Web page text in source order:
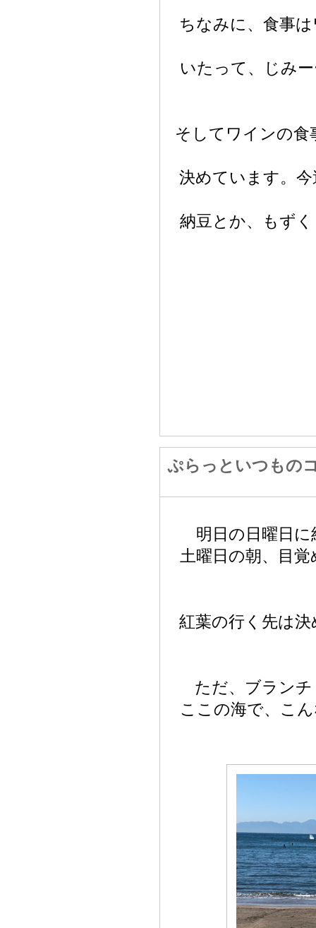
ちなみに、食事
いたって、じみ
そしてワインの食
決めています。
納豆とか、もず
ぷらっといつもの
明日の日曜日
土曜日の朝、目
紅葉の行く先は
ただ、ブラン
ここの海で、こ